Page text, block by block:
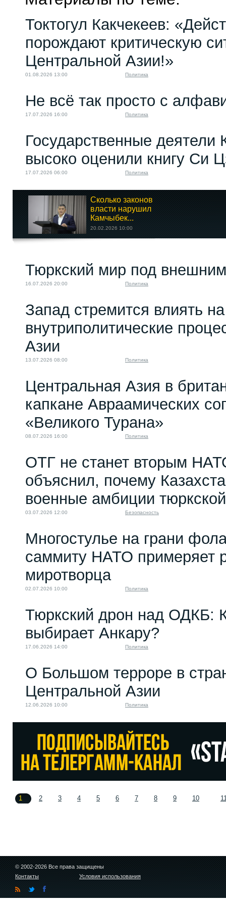
Токтогул Какчекеев:
порождают критическую
Центральной Азии!»
01.08.2026 13:00 Политика
Не всё так просто с
17.07.2026 16:00 Политика
Государственные деятели
высоко оценили книгу Си
17.07.2026 06:00 Политика
Сколько законов
власти нарушил
Камчыбек...
20.02.2026 10:00
разбираем по...
13.01.2022 09:00
Тюркский мир под
16.07.2026 20:00 Политика
Запад стремится влиять на
внутриполитические
Азии
13.07.2026 08:00 Политика
Центральная Азия в
капкане Авраамических
«Великого Турана»
08.07.2026 16:00 Политика
ОТГ не станет вторым
объяснил, почему
военные амбиции
03.07.2026 12:00 Безопасность
Многостулье на грани
саммиту НАТО примеряет
миротворца
02.07.2026 10:00 Политика
Тюркский дрон над ОДКБ:
выбирает Анкару?
17.06.2026 14:00 Политика
О Большом терроре в
Центральной Азии
12.06.2026 10:00 Политика
1 2 3 4 5 6 7 8 9 10
© 2002-2026 Все права защищены
Контакты
Условия использования